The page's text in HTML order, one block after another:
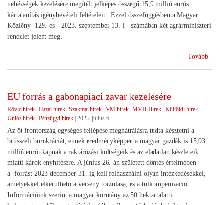
nehézségek kezelésére megítélt jelképes összegű 15,9 millió eurós
kártalanítás igénybevételi feltételeit. Ezzel összefüggésben a Magyar
Közlöny 129.-es - 2023. szeptember 13.-i - számában két agrárminiszteri
rendelet jelent meg.
Tovább
EU forrás a gabonapiaci zavar kezelésére
Rövid hírek Hazai hírek Szakmai hírek VM hírek MVH Hírek Külföldi hírek
Uniós hírek Pénzügyi hírek 2023. július 6.
Az öt frontország egységes fellépése meghátrálásra tudta késztetni a
brüsszeli bürokráciát, ennek eredményképpen a magyar gazdák is 15,93
millió eurót kapnak a raktározási költségeik és az eladatlan készleteik
miatti károk enyhítésére. A június 26.-án született döntés értelmében
a forrást 2023 december 31.-ig kell felhasználni olyan intézkedésekkel,
amelyekkel elkerülhető a verseny torzulása, és a túlkompemzáció.
Információink szerint a magyar kormány az 50 hektár alatti